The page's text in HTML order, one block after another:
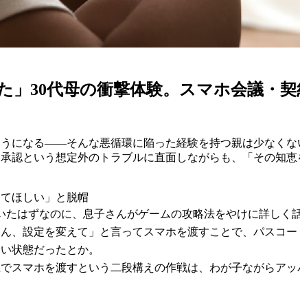
」30代母の衝撃体験。スマホ会議・
になる——そんな悪循環に陥った経験を持つ親は少なく
認という想定外のトラブルに直面しながらも、「その知
ほしい」と脱帽
はずなのに、息子さんがゲームの攻略法をやけに詳しく
設定を変えて」と言ってスマホを渡すことで、パスコー
状態だったとか。
スマホを渡すという二段構えの作戦は、わが子ながらア